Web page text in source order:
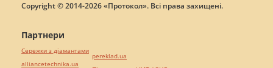
Copyright © 2014-2026 «Протокол». Всі права захищені.
Партнери
Сережки з діамантами
alliancetechnika.ua
pereklad.ua